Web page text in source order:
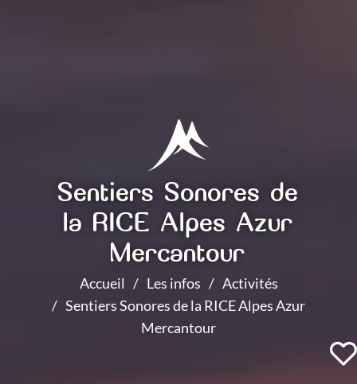
Sentiers Sonores de
la RICE Alpes Azur
Mercantour
Accueil Les infos
Activités
Sentiers Sonores de la RICE Alpes Azur
Mercantour